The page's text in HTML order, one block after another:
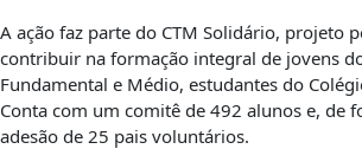
A ação faz parte do CTM Solidário, projeto
contribuir na formação integral de jovens
Fundamental e Médio, estudantes do
Conta com um comitê de 492 alunos e, de
adesão de 25 pais voluntários.